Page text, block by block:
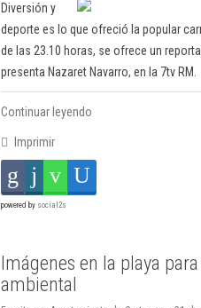
Diversión y
deporte es lo que ofreció la popular
de las 23.10 horas, se ofrece un
presenta Nazaret Navarro, en la 7tv RM.
Continuar leyendo
Imprimir
powered by social2s
Imágenes en la playa
ambiental